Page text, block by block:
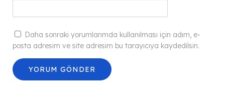
Daha sonraki yorumlarımda kullanılması için adım, e-
posta adresim ve site adresim bu tarayıcıya kaydedilsin.